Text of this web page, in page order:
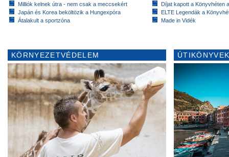
Milliók kelnek útra - nem csak a meccsekért
Japán és Korea beköltözik a Hungexpóra
Átalakult a sportzóna
Díjat kapott a Könyvhéten
ELTE Legendák a
Made in Vidék
KÖRNYEZETVÉDELEM